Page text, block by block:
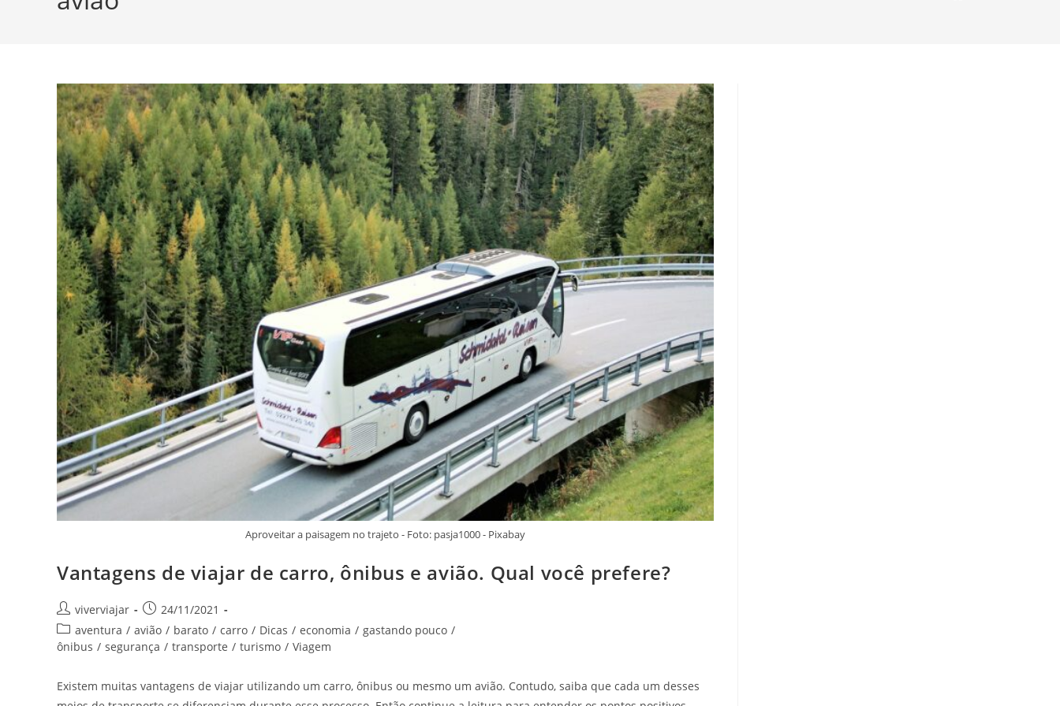
Aproveitar a paisagem no trajeto - Foto: pasja1000 - Pixabay
Vantagens de viajar de carro, ônibus e avião. Qual você prefere?
Autor
do
post:
viverviajar
Post
publicado:
24/11/2021
Categoria
do
aventura / avião / barato / carro / Dicas / economia / gastando pouco /
ônibus / segurança / transporte / turismo / Viagem
Existem muitas vantagens de viajar utilizando um carro, ônibus ou mesmo um avião. Contudo, saiba que cada um desses